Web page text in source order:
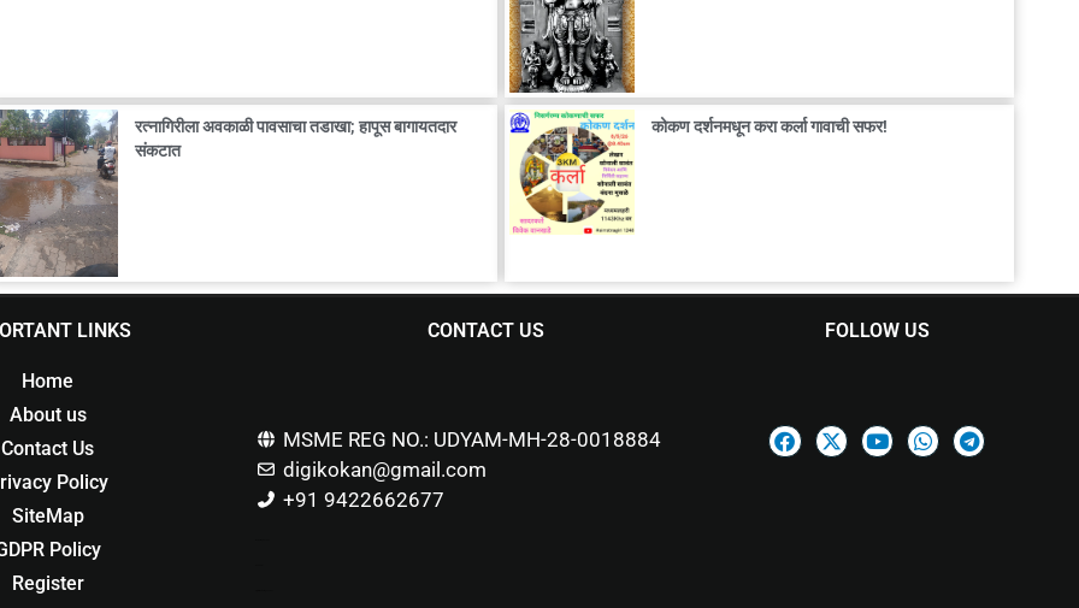
रत्नागिरीला अवकाळी पावसाचा तडाखा; हापूस बागायतदार
संकटात
कोकण दर्शनमधून करा कर्ला गावाची सफर!
LINKS
Home
About us
Contact Us
Policy
SiteMap
Policy
Register
CONTACT US
MSME REG NO.: UDYAM-MH-28-0018884
digikokan@gmail.com
+91 9422662677
FOLLOW US